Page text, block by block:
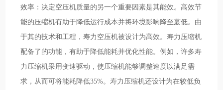
效率：决定空压机质量的另一个重要因素是其能效。高效节
能的压缩机有助于降低运行成本并将环境影响降至蕞低。由
于其的技术和工程，寿力空压机被设计为高效。寿力压缩机
配备了的功能，有助于降低能耗并优化性能。例如，许多寿
力压缩机采用变速驱动，使压缩机能够调整速度以满足需
求，从而可将能耗降低35%。寿力压缩机还设计为在较低负